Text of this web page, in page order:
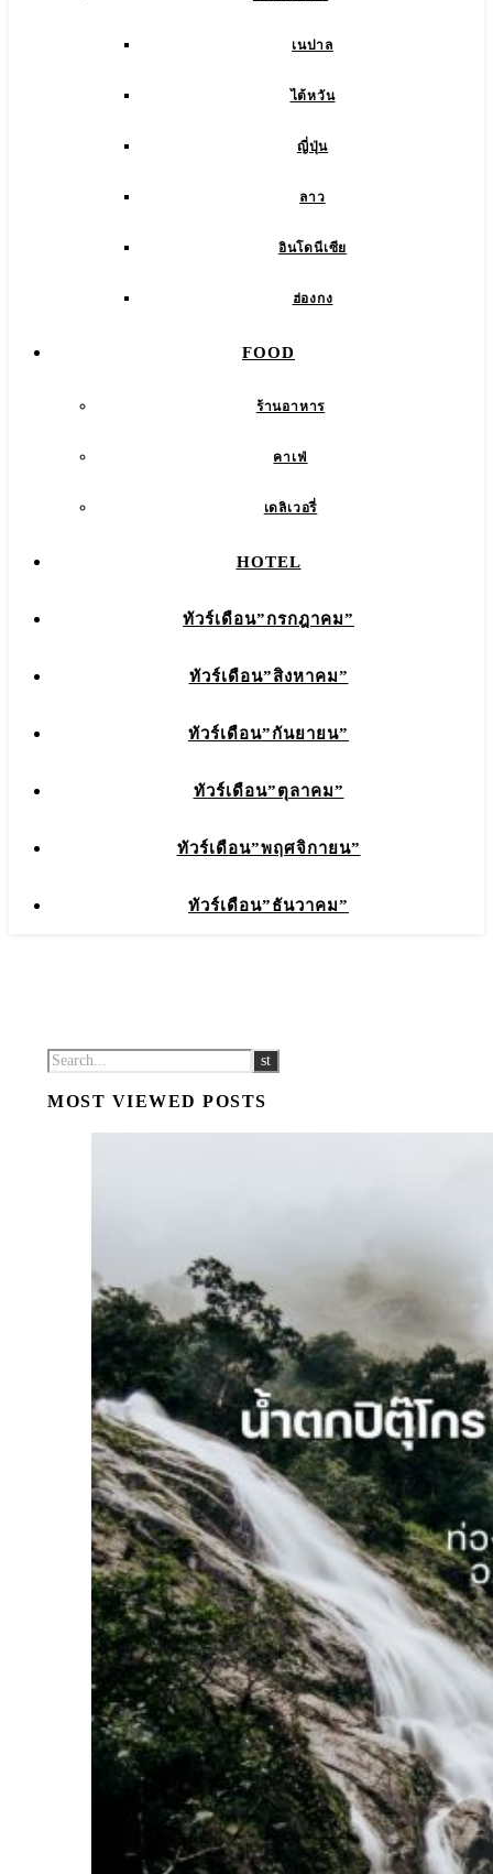
เนปาล
ไต้หวัน
ญี่ปุ่น
ลาว
อินโดนีเซีย
ฮ่องกง
FOOD
ร้านอาหาร
คาเฟ่
เดลิเวอรี่
HOTEL
ทัวร์เดือน”กรกฎาคม”
ทัวร์เดือน”สิงหาคม”
ทัวร์เดือน”กันยายน”
ทัวร์เดือน”ตุลาคม”
ทัวร์เดือน”พฤศจิกายน”
ทัวร์เดือน”ธันวาคม”
MOST VIEWED POSTS